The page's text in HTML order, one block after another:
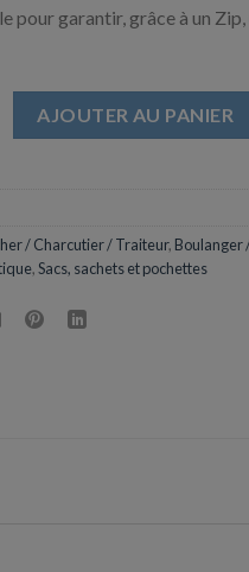
pour garantir, grâce à un
AJOUTER AU PANIER
/ Charcutier / Traiteur, Boulanger
,Sacs, sachets et pochettes